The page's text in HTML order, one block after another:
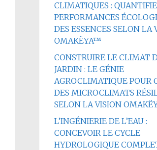
CLIMATIQUES :
PERFORMANCES
DES ESSENCES SELON LA
OMAKËYA™
CONSTRUIRE LE CLIMAT
JARDIN : LE GÉNIE
AGROCLIMATIQUE POUR
DES MICROCLIMATS
SELON LA VISION
L’INGÉNIERIE DE L’EAU :
CONCEVOIR LE CYCLE
HYDROLOGIQUE